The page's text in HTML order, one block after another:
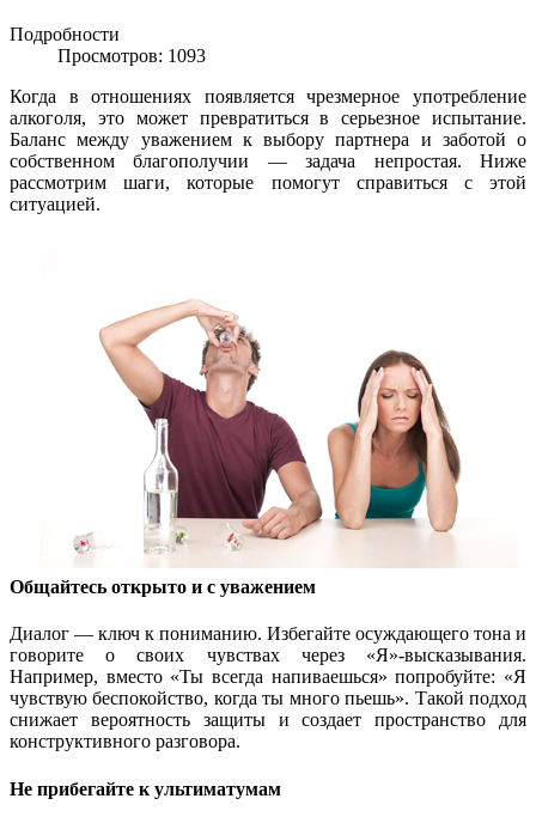
Подробности
Просмотров: 1093
Когда в отношениях появляется чрезмерное употребление
алкоголя, это может превратиться в серьезное испытание.
Баланс между уважением к выбору партнера и заботой о
собственном благополучии — задача непростая. Ниже
рассмотрим шаги, которые помогут справиться с этой
ситуацией.
Общайтесь открыто и с уважением
Диалог — ключ к пониманию. Избегайте осуждающего тона и
говорите о своих чувствах через «Я»-высказывания.
Например, вместо «Ты всегда напиваешься» попробуйте: «Я
чувствую беспокойство, когда ты много пьешь». Такой подход
снижает вероятность защиты и создает пространство для
конструктивного разговора.
Не прибегайте к ультиматумам